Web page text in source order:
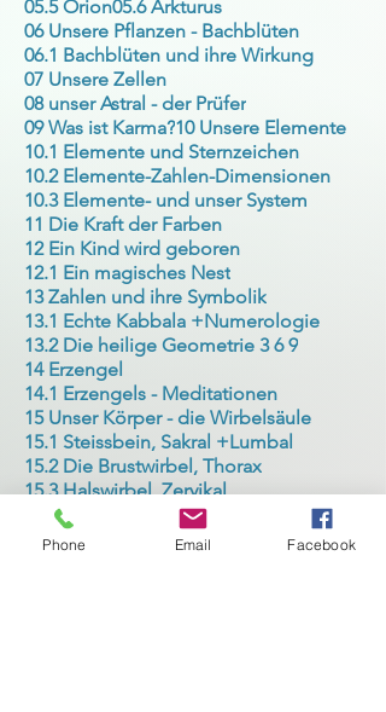
05.5 Orion05.6 Arkturus
06 Unsere Pflanzen - Bachblüten
06.1 Bachblüten und ihre Wirkung
07 Unsere Zellen
08 unser Astral - der Prüfer
09 Was ist Karma?10 Unsere Elemente
10.1 Elemente und Sternzeichen
10.2 Elemente-Zahlen-Dimensionen
10.3 Elemente- und unser System
11 Die Kraft der Farben
12 Ein Kind wird geboren
12.1 Ein magisches Nest
13 Zahlen und ihre Symbolik
13.1 Echte Kabbala +Numerologie
13.2 Die heilige Geometrie 3 6 9
14 Erzengel
14.1 Erzengels - Meditationen
15 Unser Körper - die Wirbelsäule
15.1 Steissbein, Sakral +Lumbal
15.2 Die Brustwirbel, Thorax
15.3 Halswirbel, Zervikal
16 Die Bienen – unsere Sonnenkinder
17 Genetische - Energetische Matrix
Phone Email Facebook